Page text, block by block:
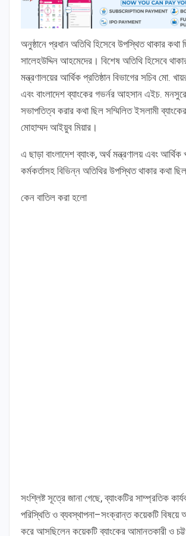
অনুষ্ঠানে প্রধান অতিথি হিসেবে উপস্থিত থাকার কথা
সালেহউদ্দিন আহমেদের। বিশেষ অতিথি হিসেবে
মন্ত্রণালয়ের আর্থিক প্রতিষ্ঠান বিভাগের সচিব মো.
এবং বাংলাদেশ ব্যাংকের গভর্নর আহসান এইচ.
সভাপতিত্ব করার কথা ছিল সম্মিলিত ইসলামী
মোহাম্মদ আইয়ুব মিয়ার।
এ ছাড়া বাংলাদেশ ব্যাংক, অর্থ মন্ত্রণালয় এবং আর্থিক
কর্মকর্তাসহ বিভিন্ন অতিথির উপস্থিত থাকার কথা
কেন বাতিল করা হলো
সংশ্লিষ্ট সূত্রে জানা গেছে, ব্যাংকটির সাম্প্রতিক
পরিস্থিতি ও ব্যবস্থাপনা–সংক্রান্ত কয়েকটি
করে আসছিলেন কয়েকটি ব্যাংকের আমানতকারী ও